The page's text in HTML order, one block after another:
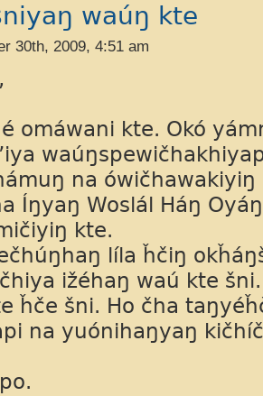
waúŋ kte
30th, 2009, 4:51 am
omáwani kte. Okó
na ówičhawakiyiŋ
Íŋyaŋ Woslál Háŋ
kte.
líla ȟčiŋ
ižéhaŋ waú kte
ȟče šni. Ho čha
na yuónihaŋyaŋ